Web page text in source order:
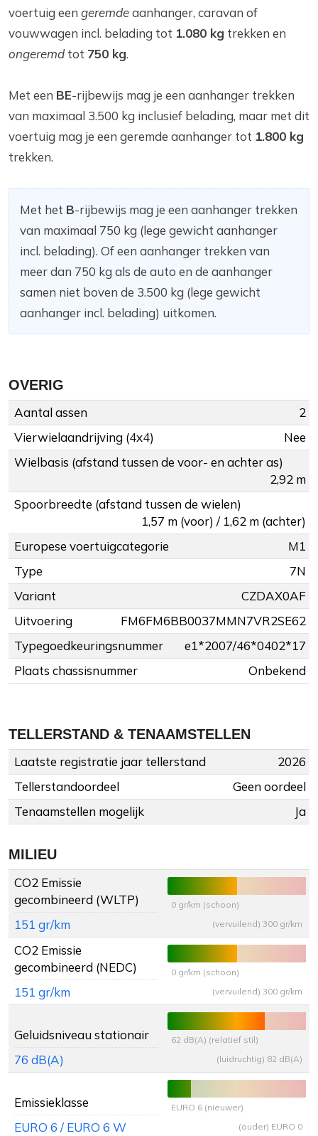
voertuig een geremdeaanhanger, caravan of
vouwwagen incl. belading tot 1.080 kg trekken en
ongeremd tot 750 kg.
Met een BE-rijbewijs mag je een aanhanger trekken
van maximaal 3.500 kg inclusief belading, maar met dit
voertuig mag je een geremde aanhanger tot 1.800 kg
trekken.
Met het B-rijbewijs mag je een aanhanger trekken
van maximaal 750 kg (lege gewicht aanhanger
incl. belading). Of een aanhanger trekken van
meer dan 750 kg als de auto en de aanhanger
samen niet boven de 3.500 kg (lege gewicht
aanhanger incl. belading) uitkomen.
OVERIG
Aantal assen
2
Vierwielaandrijving (4x4)
Nee
Wielbasis (afstand tussen de voor- en achter as)
2,92 m
Spoorbreedte (afstand tussen de wielen)
1,57 m (voor) / 1,62 m (achter)
Europese voertuigcategorie
M1
Type
7N
Variant
CZDAX0AF
Uitvoering
FM6FM6BB0037MMN7VR2SE62
Typegoedkeuringsnummer
e1*2007/46*0402*17
Plaats chassisnummer
Onbekend
TELLERSTAND & TENAAMSTELLEN
Laatste registratie jaar tellerstand
2026
Tellerstandoordeel
Geen oordeel
Tenaamstellen mogelijk
Ja
MILIEU
CO2 Emissie
gecombineerd (WLTP)
151 gr/km
0 gr/km (schoon)
(vervuilend) 300 gr/km
CO2 Emissie
gecombineerd (NEDC)
151 gr/km
0 gr/km (schoon)
(vervuilend) 300 gr/km
Geluidsniveau stationair
76 dB(A)
62 dB(A) (relatief stil)
(luidruchtig) 82 dB(A)
Emissieklasse
EURO 6 / EURO 6 W
EURO 6 (nieuwer)
(ouder) EURO 0